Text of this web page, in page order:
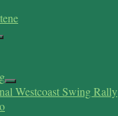
Westcoast Swing Rally